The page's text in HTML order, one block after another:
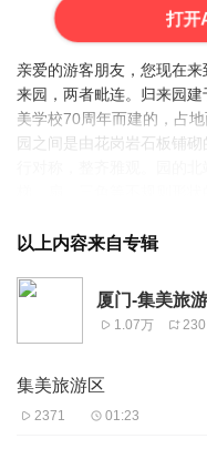
打开
亲爱的游客朋友，您现在
来园，两者毗连。归来园
美学校70周年而建的，占
园之间是由花岗岩石板铺
行对称，整齐雅观。园的
族光辉"。陈嘉庚的竖式铜
手拿帽，右手执杖，深邃
以上内容来自专辑
厦门-集美旅
1.07万 230
集美旅游区
2371 01:23